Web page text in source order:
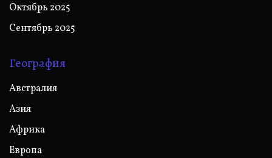
Октябрь 2025
Сентябрь 2025
География
Австралия
Азия
Африка
Европа